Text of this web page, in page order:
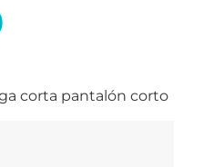
corta pantalón corto